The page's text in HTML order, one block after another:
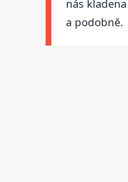
nás
a podobně.